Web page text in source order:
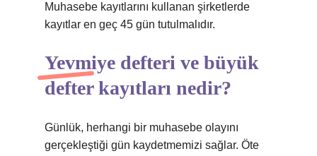
Muhasebe kayıtlarını kullanan şirketlerde
kayıtlar en geç 45 gün tutulmalıdır.
Yevmiye defteri ve büyük
defter kayıtları nedir?
Günlük, herhangi bir muhasebe olayını
gerçekleştiği gün kaydetmemizi sağlar. Öte